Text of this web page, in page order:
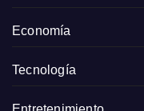
Economía
Tecnología